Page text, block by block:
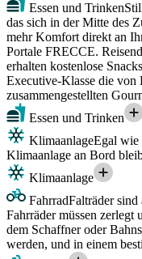
Essen und Trinken
das sich in der Mitte des
mehr Komfort direkt an
Portale FRECCE.
erhalten kostenlose
Executive-Klasse die von
zusammengestellten
Essen und Trinken
KlimaanlageEgal wie
Klimaanlage an Bord
Klimaanlage
FahrradFalträder
Fahrräder müssen zerlegt
dem Schaffner oder
werden, und in einem